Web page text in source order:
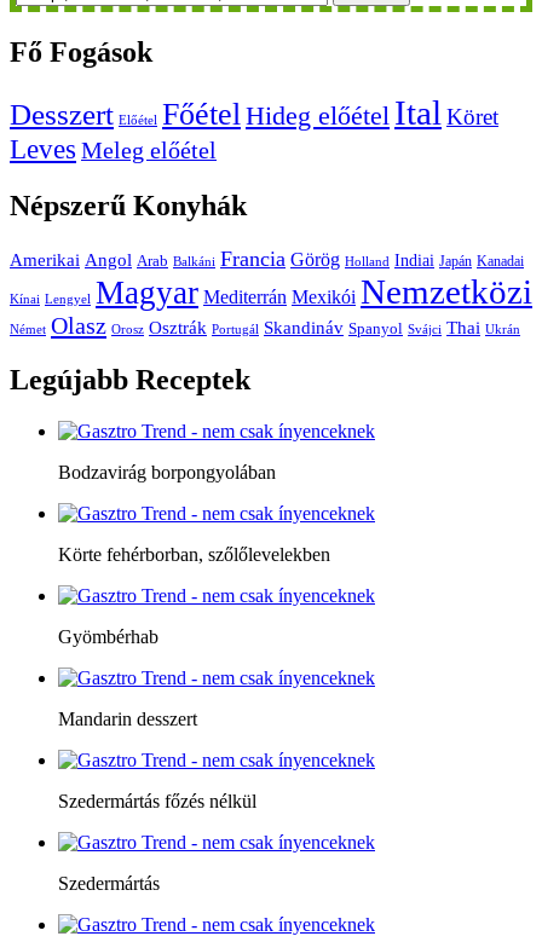
Fő Fogások
Desszert Előétel FőételHideg előétel Ital Köret
Leves Meleg előétel
Népszerű Konyhák
Amerikai Angol Arab Balkáni Francia Görög Holland Indiai Japán Kanadai
Kínai Lengyel Magyar Mediterrán Mexikói Nemzetközi
Német Olasz Orosz Osztrák Portugál Skandináv Spanyol Svájci Thai Ukrán
Legújabb Receptek
Bodzavirág borpongyolában
Körte fehérborban, szőlőlevelekben
Gyömbérhab
Mandarin desszert
Szedermártás főzés nélkül
Szedermártás